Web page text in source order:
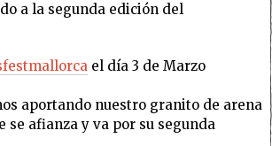
a la segunda edición del
el día 3 de Marzo
aportando nuestro granito de arena
se afianza y va por su segunda